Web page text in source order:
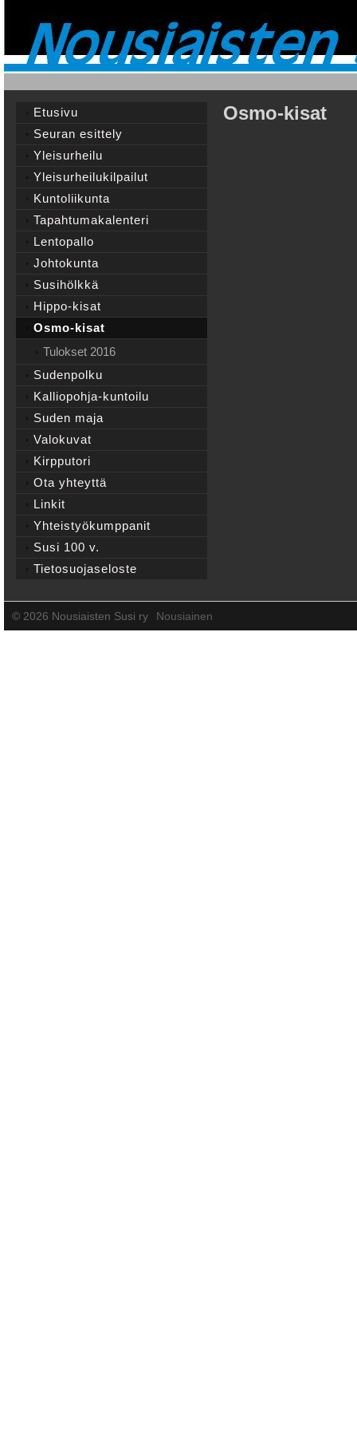
Osmo-kisat
Etusivu
Seuran esittely
Yleisurheilu
Yleisurheilukilpailut
Kuntoliikunta
Tapahtumakalenteri
Lentopallo
Johtokunta
Susihölkkä
Hippo-kisat
Osmo-kisat
Tulokset 2016
Sudenpolku
Kalliopohja-kuntoilu
Suden maja
Valokuvat
Kirpputori
Ota yhteyttä
Linkit
Yhteistyökumppanit
Susi 100 v.
Tietosuojaseloste
© 2026 Nousiaisten Susi ry Nousiainen